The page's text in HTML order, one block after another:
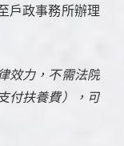
戶政事務所辦理
效力，不需法院
付扶養費），可